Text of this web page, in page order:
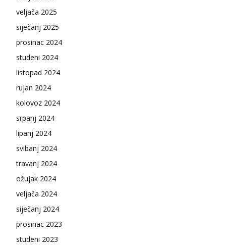
veljača 2025
siječanj 2025
prosinac 2024
studeni 2024
listopad 2024
rujan 2024
kolovoz 2024
srpanj 2024
lipanj 2024
svibanj 2024
travanj 2024
ožujak 2024
veljača 2024
siječanj 2024
prosinac 2023
studeni 2023